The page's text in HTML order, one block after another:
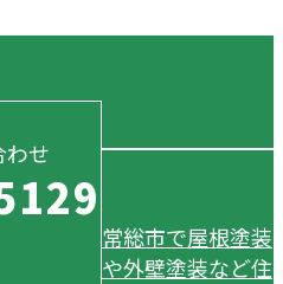
わせ
常総市で屋根塗装
や外壁塗装など住